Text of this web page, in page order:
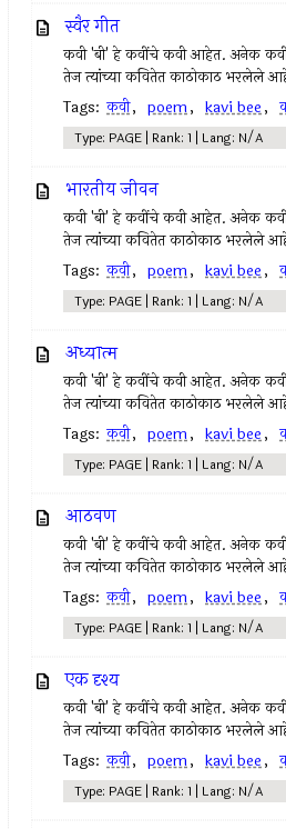
स्वैर गीत
कवी 'बी' हे कवींचे कवी आहेत. अनेक
तेज त्यांच्या कवितेत काठोकाठ भरलेले
Tags: कवी, poem, kavi bee,
Type: PAGE | Rank: 1 | Lang: N/A
भारतीय जीवन
कवी 'बी' हे कवींचे कवी आहेत. अनेक
तेज त्यांच्या कवितेत काठोकाठ भरलेले
Tags: कवी, poem, kavi bee,
Type: PAGE | Rank: 1 | Lang: N/A
अध्यात्म
कवी 'बी' हे कवींचे कवी आहेत. अनेक
तेज त्यांच्या कवितेत काठोकाठ भरलेले
Tags: कवी, poem, kavi bee,
Type: PAGE | Rank: 1 | Lang: N/A
आठवण
कवी 'बी' हे कवींचे कवी आहेत. अनेक
तेज त्यांच्या कवितेत काठोकाठ भरलेले
Tags: कवी, poem, kavi bee,
Type: PAGE | Rank: 1 | Lang: N/A
एक दृश्य
कवी 'बी' हे कवींचे कवी आहेत. अनेक
तेज त्यांच्या कवितेत काठोकाठ भरलेले
Tags: कवी, poem, kavi bee,
Type: PAGE | Rank: 1 | Lang: N/A